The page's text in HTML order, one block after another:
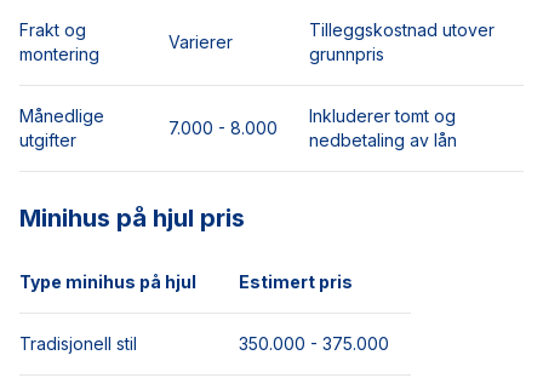
Frakt og
montering
Varierer
Tilleggskostnad utover
grunnpris
Månedlige
utgifter
7.000 - 8.000
Inkluderer tomt og
nedbetaling av lån
Minihus på hjul pris
Type minihus på hjul Estimert pris
Tradisjonell stil 350.000 - 375.000